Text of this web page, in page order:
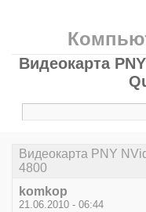
Видеокарта
Видеокарта PNY
4800
komkop
21.06.2010 - 06:44